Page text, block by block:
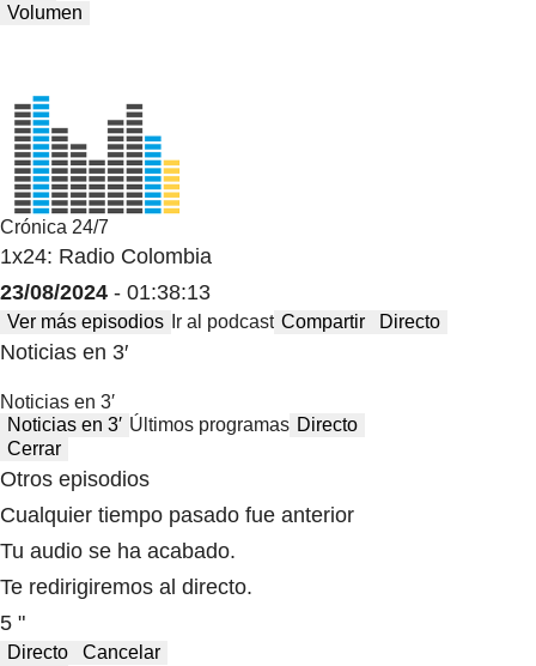
Volumen
Crónica 24/7
1x24: Radio Colombia
23/08/2024 - 01:38:13
Ver más episodios Ir al podcast Compartir Directo
Noticias en 3′
Noticias en 3′
Noticias en 3′ Últimos programas Directo
Cerrar
Otros episodios
Cualquier tiempo pasado fue anterior
Tu audio se ha acabado.
Te redirigiremos al directo.
5 "
Directo
Cancelar